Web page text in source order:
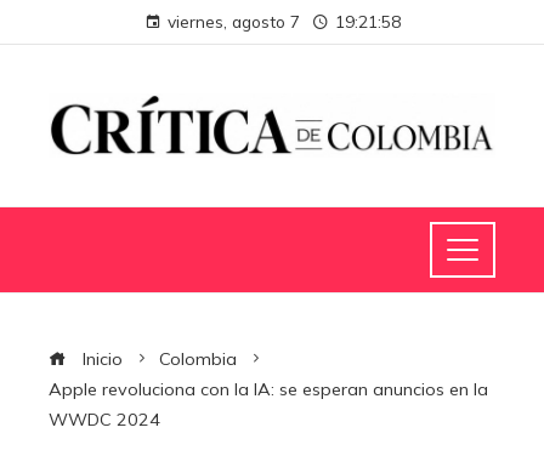
viernes, agosto 7 19:21:59
Inicio
Colombia
Apple revoluciona con la IA: se esperan anuncios en la
WWDC 2024